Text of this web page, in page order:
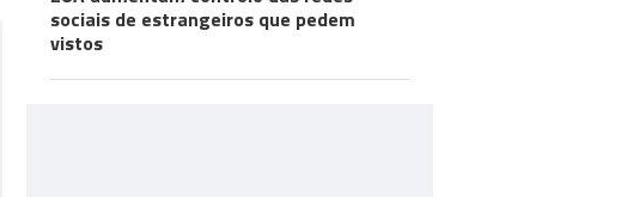
sociais de estrangeiros que pedem
vistos